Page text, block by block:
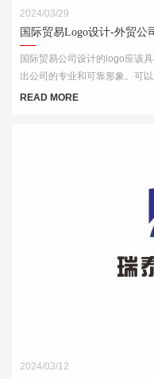
2024/03/29
国际贸易Logo设计-外贸公
国际贸易公司设计的logo应该
出公司的专业和可靠形象。可
元素，结合简洁的字体和线条
READ MORE
2024/03/12